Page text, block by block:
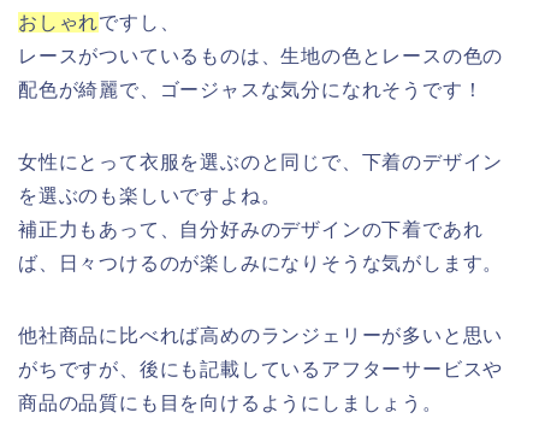
おしゃれですし、
レースがついているものは、生地の色とレースの色の
配色が綺麗で、ゴージャスな気分になれそうです！
女性にとって衣服を選ぶのと同じで、下着のデザイン
を選ぶのも楽しいですよね。
補正力もあって、自分好みのデザインの下着であれ
ば、日々つけるのが楽しみになりそうな気がします。
他社商品に比べれば高めのランジェリーが多いと思い
がちですが、後にも記載しているアフターサービスや
商品の品質にも目を向けるようにしましょう。